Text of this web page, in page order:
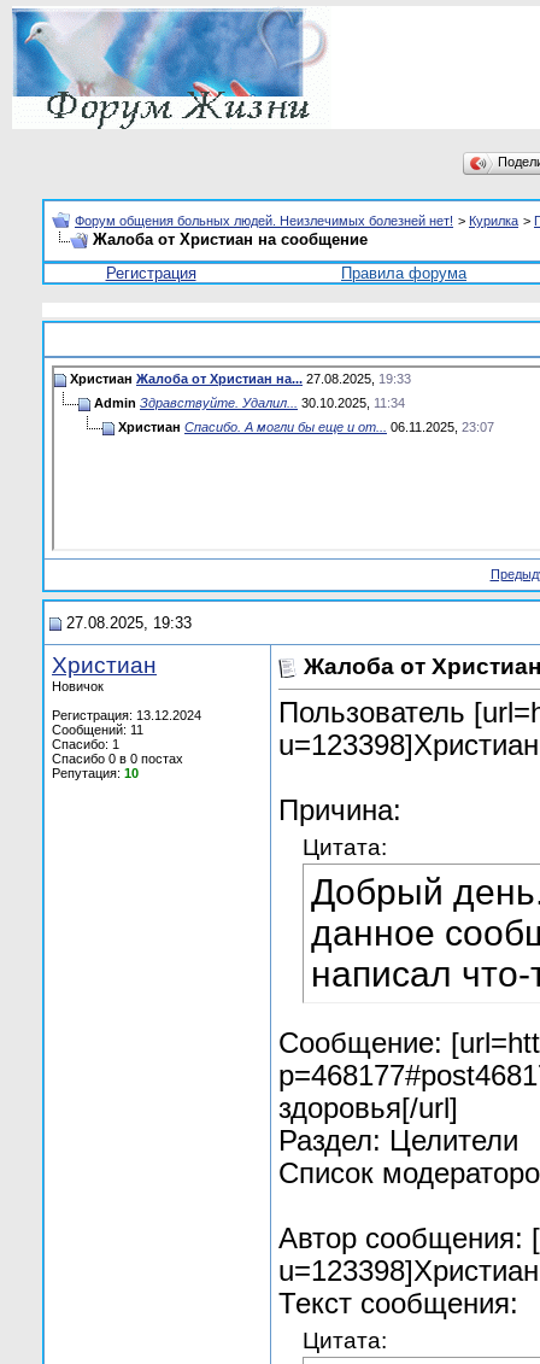
Форум общения больных людей. Неизлечимых болезней нет! > Курилка >
Жалоба от Христиан на сообщение
Регистрация
Правила форума
Христиан Жалоба от Христиан на... 27.08.2025, 19:33
Admin Здравствуйте. Удалил... 30.10.2025, 11:34
Христиан Спасибо. А могли бы еще и от... 06.11.2025, 23:07
27.08.2025, 19:33
Христиан
Новичок
Регистрация: 13.12.2024
Сообщений: 11
Спасибо: 1
Спасибо 0 в 0 постах
Репутация: 10
Жалоба от
Пользователь
Причина:
Цитата:
Добрый
данное
написал
Сообщение:
здоровья[/url]
Раздел: Целители
Список
Автор сообщения:
Текст сообщения:
Цитата: